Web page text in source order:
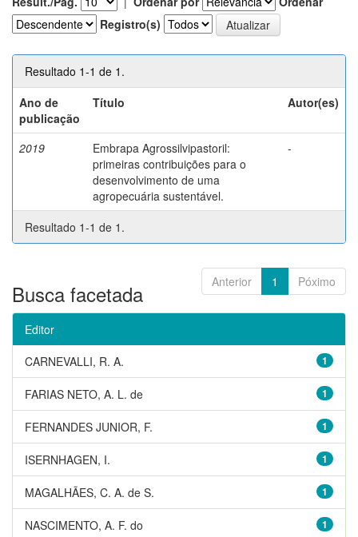
Registro(s)
Resultado 1-1 de 1.
Ano de
publicação
Título Autor(es)
2019
Embrapa Agrossilvipastoril:
primeiras contribuições para o
desenvolvimento de uma
agropecuária sustentável.
-
Resultado 1-1 de 1.
Anterior 1 Póximo
Busca facetada
Editor
1
CARNEVALLI, R. A.
1
FARIAS NETO, A. L. de
1
FERNANDES JUNIOR, F.
1
ISERNHAGEN, I.
1
MAGALHÃES, C. A. de S.
1
NASCIMENTO, A. F. do